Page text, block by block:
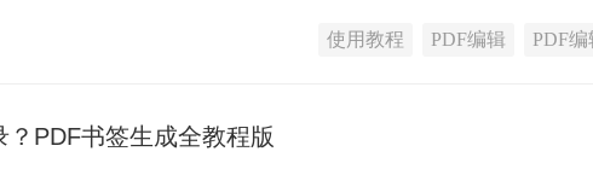
使用教程 PDF编辑 PDF编
PDF书签生成全教程版